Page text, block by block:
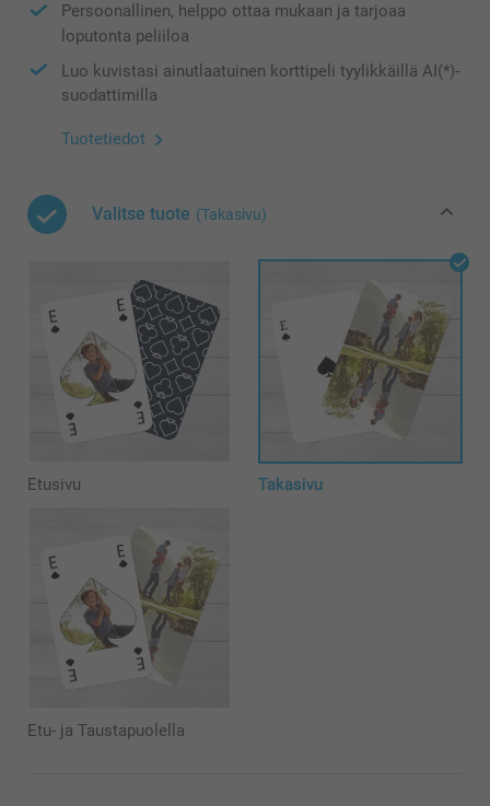
Persoonallinen, helppo ottaa mukaan ja tarjoaa
loputonta peliiloa
Luo kuvistasi ainutlaatuinen korttipeli tyylikkäillä AI(*)-
suodattimilla
Tuotetiedot
Valitse tuote (Takasivu)
Etusivu Takasivu
Etu- ja Taustapuolella